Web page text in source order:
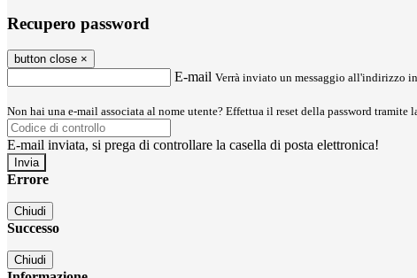
Recupero password
button close ×
E-mail Verrà inviato un messaggio all'indirizzo
Non hai una e-mail associata al nome utente? Effettua il reset della password tramite
E-mail inviata, si prega di controllare la casella di posta elettronica!
Errore
Chiudi
Successo
Chiudi